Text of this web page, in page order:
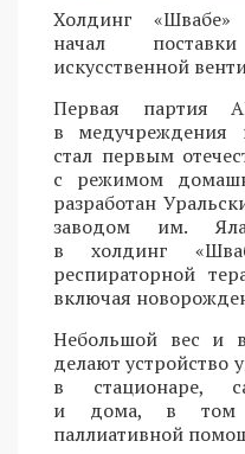
Холдинг «Швабе»
начал
искусственной
Первая партия
в медучреждения
стал первым
с режимом
разработан
заводом им.
в холдинг
респираторной
включая
Небольшой вес и
делают
в стационаре,
и дома, в том
паллиативной